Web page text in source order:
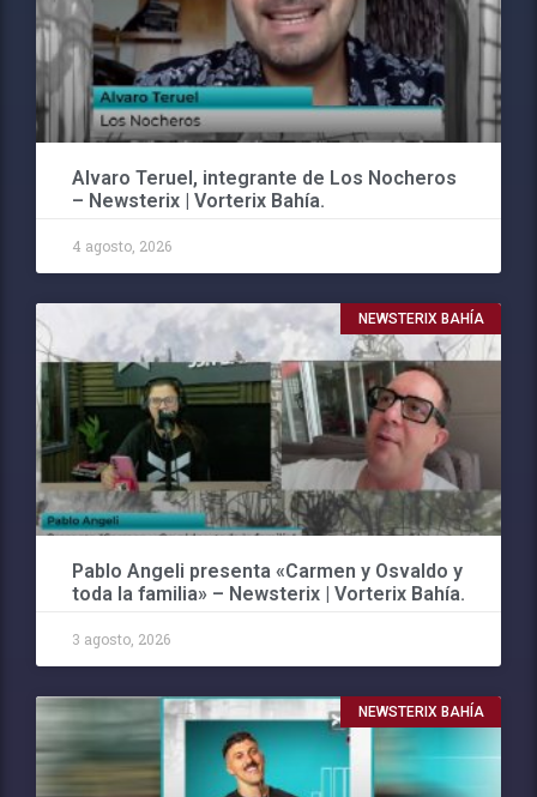
Alvaro Teruel, integrante de Los Nocheros
– Newsterix | Vorterix Bahía.
4 agosto, 2026
NEWSTERIX BAHÍA
Pablo Angeli presenta «Carmen y Osvaldo y
toda la familia» – Newsterix | Vorterix Bahía.
3 agosto, 2026
NEWSTERIX BAHÍA